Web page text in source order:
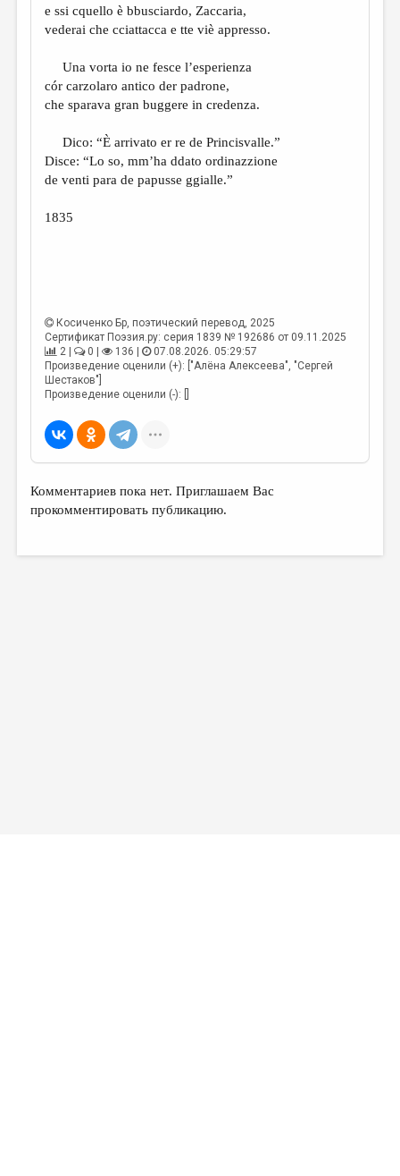
ЭССЕИСТИКА
КУЛЬТУРОВЕДЕНИЕ
ПУБЛИЦИСТИКА
РЕЦЕНЗИРОВАНИЕ
ЦИКЛЫ ПУБЛИКАЦИЙ
e ssi cquello è bbusciardo, Zaccaria,
vederai che cciattacca e tte viè appresso.
Una vorta io ne fesce l’esperienza
cór carzolaro antico der padrone,
che sparava gran buggere in credenza.
Dico: “È arrivato er re de Princisvalle.”
Disce: “Lo so, mm’ha ddato ordinazzione
de venti para de papusse ggialle.”
1835
Косиченко Бр, поэтический перевод, 2025
Сертификат Поэзия.ру: серия 1839 № 192686 от 09.11.2025
2 |
0 | 136 |
07.08.2026. 05:29:57
Произведение оценили (+): ["Алёна Алексеева", "Сергей
Шестаков"]
Произведение оценили (-): []
Комментариев пока нет. Приглашаем Вас
прокомментировать публикацию.